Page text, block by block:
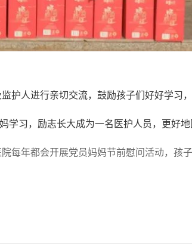
人进行亲切交流，鼓励孩子们好好学习
习，励志长大成为一名医护人员，更好地
年都会开展党员妈妈节前慰问活动，孩